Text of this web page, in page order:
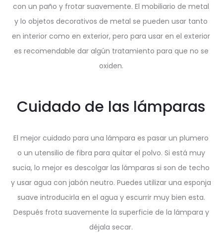
con un paño y frotar suavemente. El mobiliario de metal
y lo objetos decorativos de metal se pueden usar tanto
en interior como en exterior, pero para usar en el exterior
es recomendable dar algún tratamiento para que no se
oxiden.
Cuidado de las lámparas
El mejor cuidado para una lámpara es pasar un plumero
o un utensilio de fibra para quitar el polvo. Si está muy
sucia, lo mejor es descolgar las lámparas si son de techo
y usar agua con jabón neutro. Puedes utilizar una esponja
suave introducirla en el agua y escurrir muy bien esta.
Después frota suavemente la superficie de la lámpara y
déjala secar.